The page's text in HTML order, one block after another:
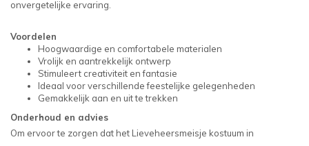
onvergetelijke ervaring.
Voordelen
Hoogwaardige en comfortabele materialen
Vrolijk en aantrekkelijk ontwerp
Stimuleert creativiteit en fantasie
Ideaal voor verschillende feestelijke gelegenheden
Gemakkelijk aan en uit te trekken
Onderhoud en advies
Om ervoor te zorgen dat het Lieveheersmeisje kostuum in